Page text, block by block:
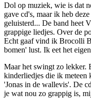
Dol op muziek, wie is dat
gave cd's, maar ik heb
geluisterd... De band heet
grappige liedjes. Over de
Echt gaaf vind ik Brocolli
bomen' lust. Ik eet het
Maar het swingt zo lekker.
kinderliedjes die ik meteen
'Jonas in de wallevis'. De
je wat nou zo grappig is,